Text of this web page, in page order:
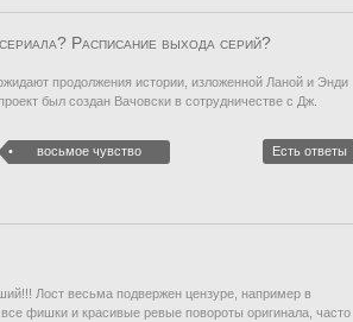
Расписание выхода серий?
продолжения истории, изложенной Ланой и Энди
был создан Вачовски в сотрудничестве с Дж.
восьмое чувство Есть ответы
Лост весьма подвержен цензуре, например в
фишки и красивые ревые повороты оригинала, часто